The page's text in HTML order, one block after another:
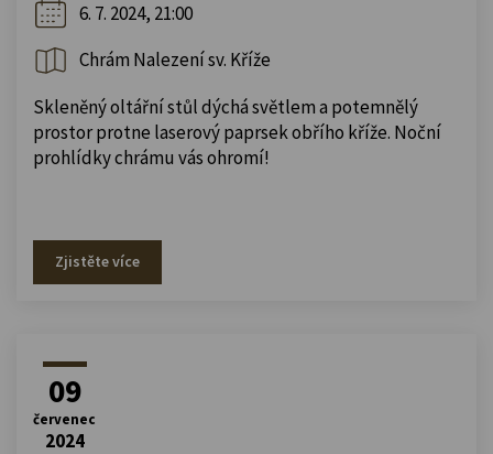
6. 7. 2024, 21:00
Chrám Nalezení sv. Kříže
Skleněný oltářní stůl dýchá světlem a potemnělý
prostor protne laserový paprsek obřího kříže. Noční
prohlídky chrámu vás ohromí!
Zjistěte více
09
červenec
2024